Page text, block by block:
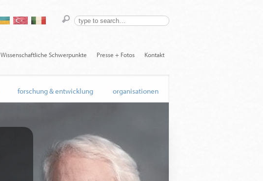
Wissenschaftliche Schwerpunkte Presse + Fotos Kontakt
forschung & entwicklung organisationen